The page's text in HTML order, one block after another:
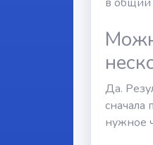
Да.
сначала
нужное